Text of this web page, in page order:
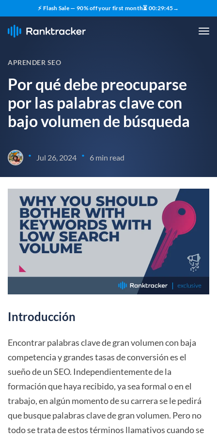
⚡ Flash Sale — 90% off your first month⏳ 00:29:43→
APRENDER SEO
Por qué debe preocuparse
por las palabras clave con
bajo volumen de búsqueda
• Jul 26, 2024 • 6 min read
Introducción
Encontrar palabras clave de gran volumen con baja
competencia y grandes tasas de conversión es el
sueño de un SEO. Independientemente de la
formación que haya recibido, ya sea formal o en el
trabajo, en algún momento de su carrera se le pedirá
que busque palabras clave de gran volumen. Pero no
todo se trata de estos términos llamativos cuando se